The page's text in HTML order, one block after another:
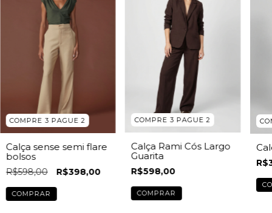
COMPRE 3 PAGUE 2
Calça sense semi flare
bolsos
R$598,00 R$398,00
COMPRAR
COMPRE 3 PAGUE 2
Calça Rami Cós Largo
Guarita
R$598,00
COMPRAR